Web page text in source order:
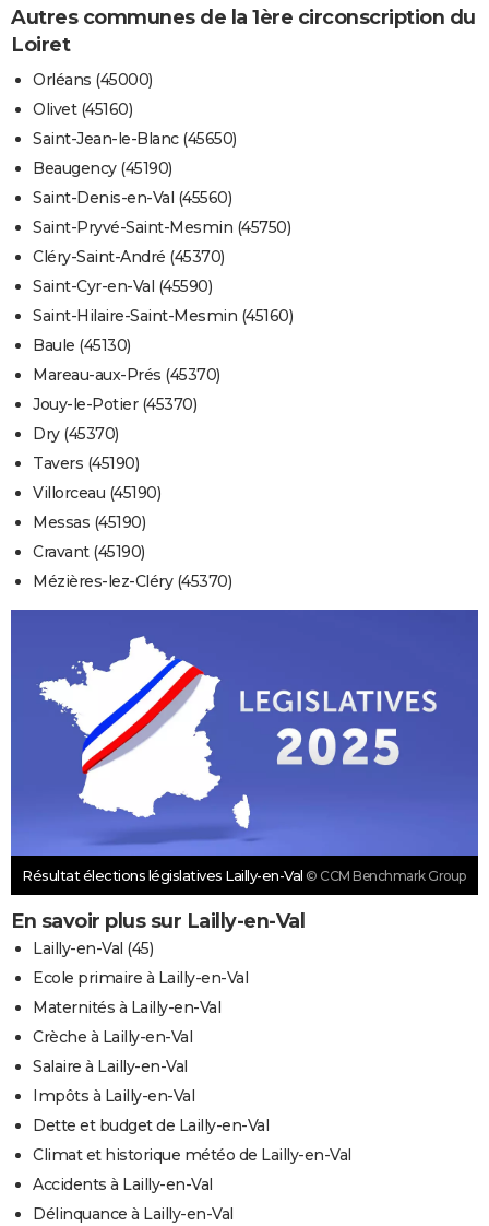
Autres communes de la 1ère circonscription du
Loiret
Orléans (45000)
Olivet (45160)
Saint-Jean-le-Blanc (45650)
Beaugency (45190)
Saint-Denis-en-Val (45560)
Saint-Pryvé-Saint-Mesmin (45750)
Cléry-Saint-André (45370)
Saint-Cyr-en-Val (45590)
Saint-Hilaire-Saint-Mesmin (45160)
Baule (45130)
Mareau-aux-Prés (45370)
Jouy-le-Potier (45370)
Dry (45370)
Tavers (45190)
Villorceau (45190)
Messas (45190)
Cravant (45190)
Mézières-lez-Cléry (45370)
Résultat élections législatives Lailly-en-Val © CCM Benchmark Group
En savoir plus sur Lailly-en-Val
Lailly-en-Val (45)
Ecole primaire à Lailly-en-Val
Maternités à Lailly-en-Val
Crèche à Lailly-en-Val
Salaire à Lailly-en-Val
Impôts à Lailly-en-Val
Dette et budget de Lailly-en-Val
Climat et historique météo de Lailly-en-Val
Accidents à Lailly-en-Val
Délinquance à Lailly-en-Val